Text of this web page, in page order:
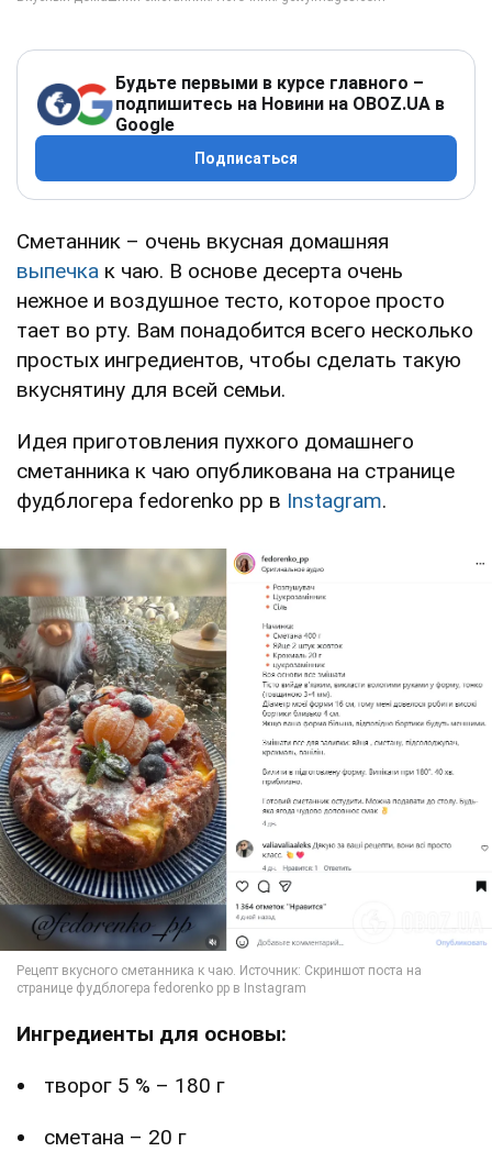
Будьте первыми в курсе главного –
подпишитесь на Новини на OBOZ.UA в
Google
Подписаться
Сметанник – очень вкусная домашняя
выпечка к чаю. В основе десерта очень
нежное и воздушное тесто, которое просто
тает во рту. Вам понадобится всего несколько
простых ингредиентов, чтобы сделать такую
вкуснятину для всей семьи.
Идея приготовления пухкого домашнего
сметанника к чаю опубликована на странице
фудблогера fedorenko pp в Instagram.
Ингредиенты для основы:
творог 5 % – 180 г
сметана – 20 г